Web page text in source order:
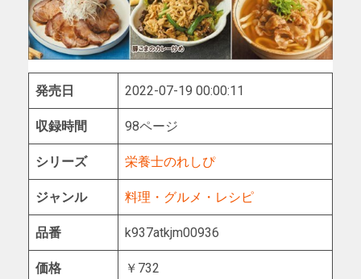
発売日 2022-07-19 00:00:11
収録時間 98ページ
シリーズ 栄養士のれしぴ
ジャンル 料理・グルメ・レシピ
品番 k937atkjm00936
価格 ￥732